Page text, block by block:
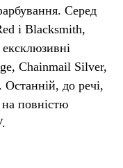
Серед
і Blacksmith,
Chainmail Silver,
до речі,
повністю